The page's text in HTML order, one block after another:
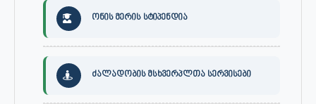
ონის მერის სტიპენდია
ძალადობის მსხვერპლთა სერვისები